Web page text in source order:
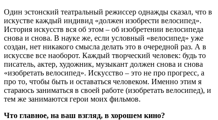
Один эстонский театральный режиссер однажды сказал, что в
искустве каждый индивид «должен изобрести велосипед».
История искусств вся об этом – об изобретении велосипеда
снова и снова. В науке же, если условный «велосипед» уже
создан, нет никакого смысла делать это в очередной раз. А в
искуссве все наоборот. Каждый творческий человек: будь то
писатель, актер, художник, музыкант должен снова и снова
«изобретать велосипед». Искусство – это не про прогресс, а
про то, чтобы быть и оставаться человеком. Именно этим я
стараюсь заниматься в своей работе (изобретать велосипед), и
тем же занимаются герои моих фильмов.
Что главное, на ваш взгляд, в хорошем кино?